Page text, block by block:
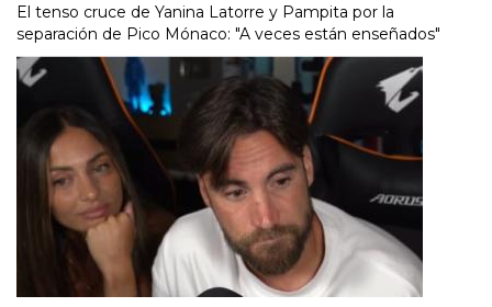
El tenso cruce de Yanina Latorre y Pampita por la
separación de Pico Mónaco: "A veces están enseñados"